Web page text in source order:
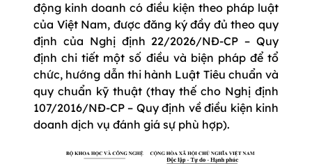
động kinh doanh có điều kiện theo pháp luật
của Việt Nam, được đăng ký đầy đủ theo quy
định của Nghị định 22/2026/NĐ-CP – Quy
định chi tiết một số điều và biện pháp để tổ
chức, hướng dẫn thi hành Luật Tiêu chuẩn và
quy chuẩn kỹ thuật (thay thế cho Nghị định
107/2016/NĐ-CP – Quy định về điều kiện kinh
doanh dịch vụ đánh giá sự phù hợp).